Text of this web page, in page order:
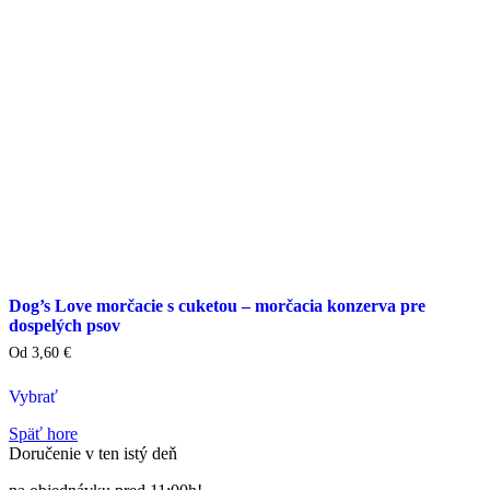
Dog’s Love morčacie s cuketou – morčacia konzerva pre
dospelých psov
Od 3,60 €
Vybrať
výrobok
má
Späť hore
Doručenie v ten istý deň